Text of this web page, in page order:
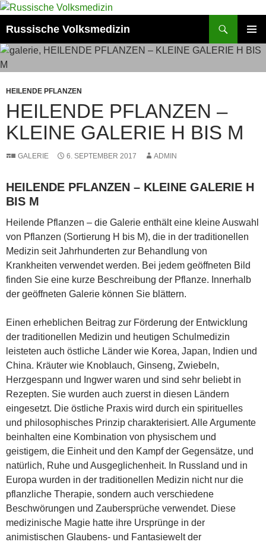
Zum
springen
Russische Volksmedizin
MENÜ
HEILENDE PFLANZEN
HEILENDE PFLANZEN –
KLEINE GALERIE H BIS M
GALERIE 6. SEPTEMBER 2017 ADMIN
HEILENDE PFLANZEN – KLEINE GALERIE H
BIS M
Heilende Pflanzen – die Galerie enthält eine kleine Auswahl
von Pflanzen (Sortierung H bis M), die in der traditionellen
Medizin seit Jahrhunderten zur Behandlung von
Krankheiten verwendet werden. Bei jedem geöffneten Bild
finden Sie eine kurze Beschreibung der Pflanze. Innerhalb
der geöffneten Galerie können Sie blättern.
Einen erheblichen Beitrag zur Förderung der Entwicklung
der traditionellen Medizin und heutigen Schulmedizin
leisteten auch östliche Länder wie Korea, Japan, Indien und
China. Kräuter wie Knoblauch, Ginseng, Zwiebeln,
Herzgespann und Ingwer waren und sind sehr beliebt in
Rezepten. Sie wurden auch zuerst in diesen Ländern
eingesetzt. Die östliche Praxis wird durch ein spirituelles
und philosophisches Prinzip charakterisiert. Alle Argumente
beinhalten eine Kombination von physischem und
geistigem, die Einheit und den Kampf der Gegensätze, und
natürlich, Ruhe und Ausgeglichenheit. In Russland und in
Europa wurden in der traditionellen Medizin nicht nur die
pflanzliche Therapie, sondern auch verschiedene
Beschwörungen und Zaubersprüche verwendet. Diese
medizinische Magie hatte ihre Ursprünge in der
animistischen Glaubens- und Fantasiewelt der